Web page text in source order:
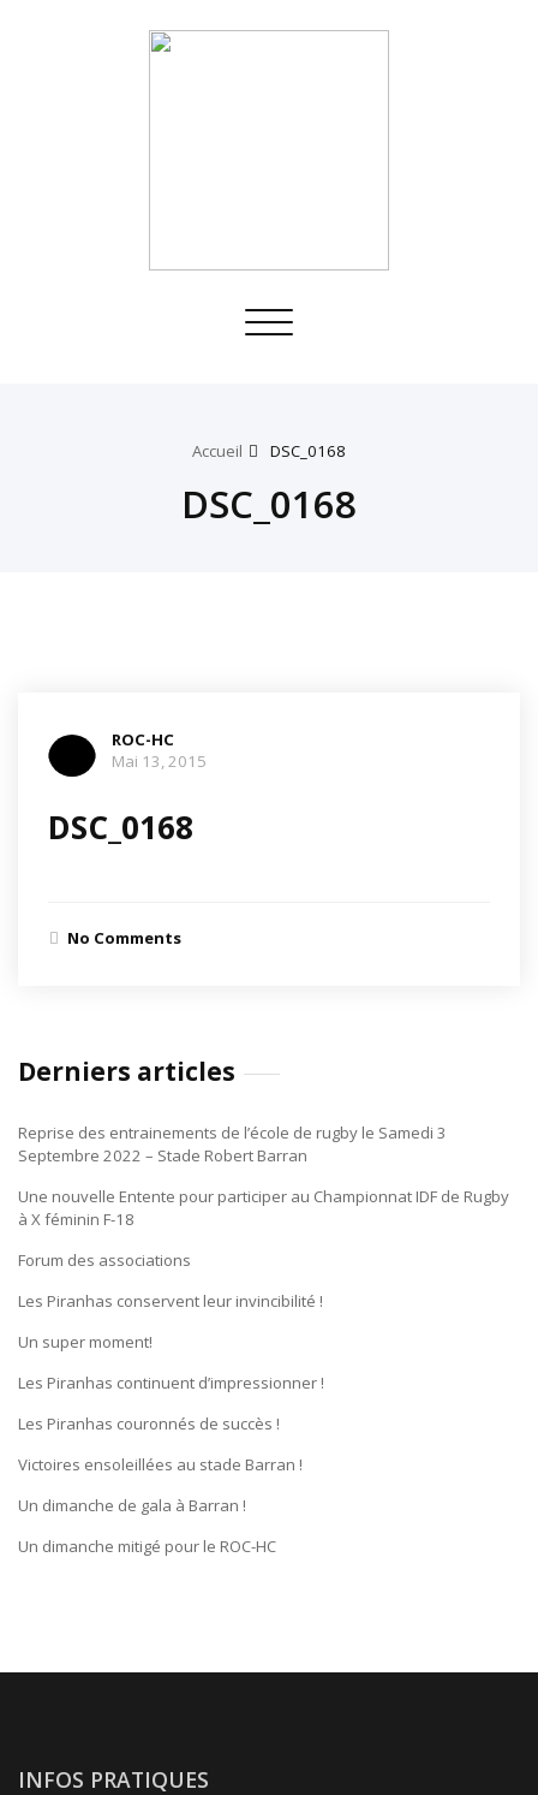
Toggle
Accueil DSC_0168
DSC_0168
ROC-HC
Mai 13, 2015
DSC_0168
No Comments
Derniers articles
Reprise des entrainements de l’école de rugby le Samedi 3
Septembre 2022 – Stade Robert Barran
Une nouvelle Entente pour participer au Championnat IDF de Rugby
à X féminin F-18
Forum des associations
Les Piranhas conservent leur invincibilité !
Un super moment!
Les Piranhas continuent d’impressionner !
Les Piranhas couronnés de succès !
Victoires ensoleillées au stade Barran !
Un dimanche de gala à Barran !
Un dimanche mitigé pour le ROC-HC
INFOS PRATIQUES